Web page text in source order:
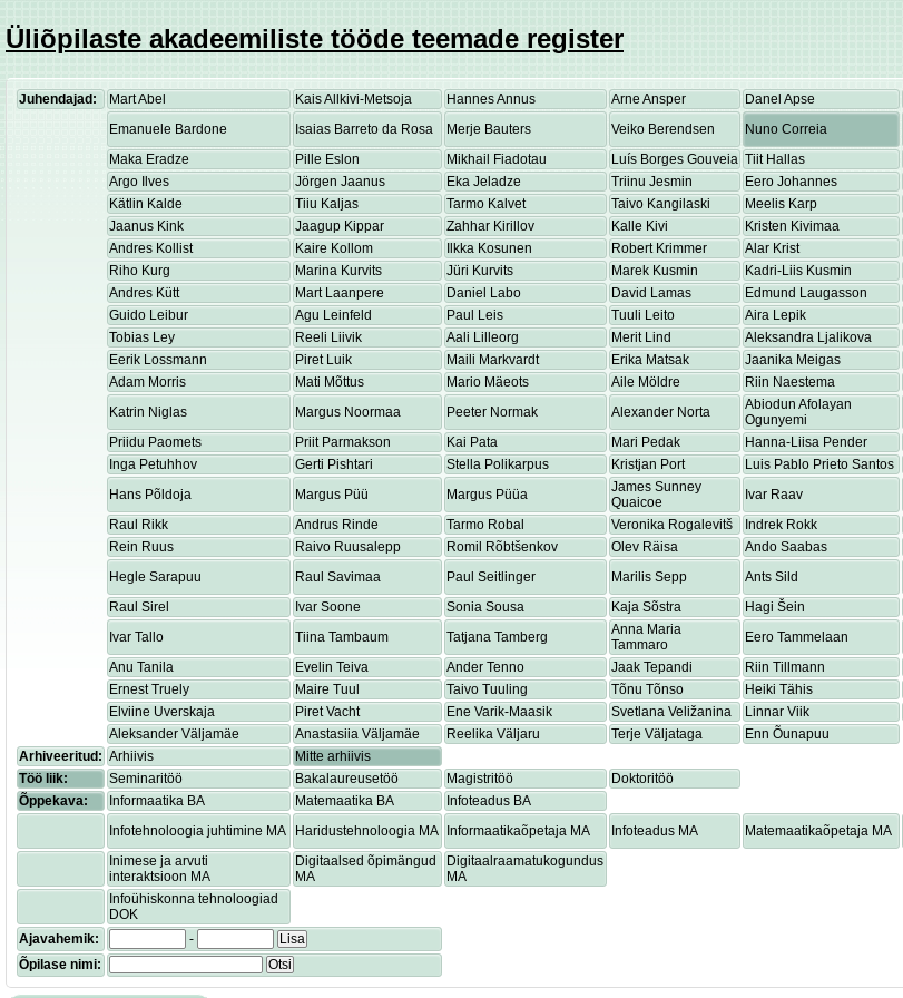
Üliõpilaste akadeemiliste tööde teemade register
Juhendajad: Mart Abel Kais Allkivi-Metsoja Hannes Annus Arne Ansper Danel Apse
Emanuele Bardone
Isaias Barreto da Rosa Merje Bauters Veiko Berendsen Nuno Correia
Maka Eradze
Pille Eslon Mikhail Fiadotau Luís Borges Gouveia Tiit Hallas
Argo Ilves
Jörgen Jaanus Eka Jeladze Triinu Jesmin Eero Johannes
Kätlin Kalde
Tiiu Kaljas Tarmo Kalvet Taivo Kangilaski Meelis Karp
Jaanus Kink
Jaagup Kippar Zahhar Kirillov Kalle Kivi Kristen Kivimaa
Andres Kollist
Kaire Kollom Ilkka Kosunen Robert Krimmer Alar Krist
Riho Kurg
Marina Kurvits Jüri Kurvits Marek Kusmin Kadri-Liis Kusmin
Andres Kütt
Mart Laanpere Daniel Labo David Lamas Edmund Laugasson
Guido Leibur
Agu Leinfeld Paul Leis Tuuli Leito Aira Lepik
Tobias Ley
Reeli Liivik Aali Lilleorg Merit Lind Aleksandra Ljalikova
Eerik Lossmann
Piret Luik Maili Markvardt Erika Matsak Jaanika Meigas
Adam Morris
Mati Mõttus Mario Mäeots Aile Möldre Riin Naestema
Katrin Niglas
Margus Noormaa Peeter Normak Alexander Norta
Abiodun Afolayan
Ogunyemi
Priidu Paomets
Priit Parmakson Kai Pata Mari Pedak Hanna-Liisa Pender
Inga Petuhhov
Gerti Pishtari Stella Polikarpus Kristjan Port Luis Pablo Prieto Santos
Hans Põldoja
Margus Püü Margus Püüa
James Sunney
Quaicoe
Ivar Raav
Raul Rikk
Andrus Rinde Tarmo Robal Veronika Rogalevitš Indrek Rokk
Rein Ruus
Raivo Ruusalepp Romil Rõbtšenkov Olev Räisa Ando Saabas
Hegle Sarapuu
Raul Savimaa Paul Seitlinger Marilis Sepp Ants Sild
Raul Sirel
Ivar Soone Sonia Sousa Kaja Sõstra Hagi Šein
Ivar Tallo
Tiina Tambaum Tatjana Tamberg
Anna Maria
Tammaro
Eero Tammelaan
Anu Tanila
Evelin Teiva Ander Tenno Jaak Tepandi Riin Tillmann
Ernest Truely
Maire Tuul Taivo Tuuling Tõnu Tõnso Heiki Tähis
Elviine Uverskaja
Piret Vacht Ene Varik-Maasik Svetlana Veližanina Linnar Viik
Aleksander Väljamäe
Anastasiia Väljamäe Reelika Väljaru Terje Väljataga
Enn Õunapuu
Arhiveeritud: Arhiivis
Mitte arhiivis
Töö liik:
Seminaritöö Bakalaureusetöö Magistritöö
Doktoritöö
Õppekava:
Informaatika BA Matemaatika BA
Infoteadus BA
Infotehnoloogia juhtimine MA
Haridustehnoloogia MA Informaatikaõpetaja MA Infoteadus MA Matemaatikaõpetaja MA
Inimese ja arvuti
interaktsioon MA
Digitaalsed õpimängud
MA
Digitaalraamatukogundus
MA
Infoühiskonna tehnoloogiad
DOK
Ajavahemik:
-
Lisa
Õpilase nimi:
Otsi